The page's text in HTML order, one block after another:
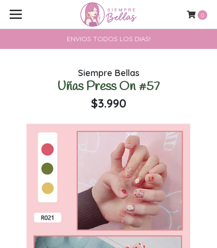
ENVIOS TODOS LOS DIAS!
0
Siempre Bellas
Uñas Press On #57
$3.990